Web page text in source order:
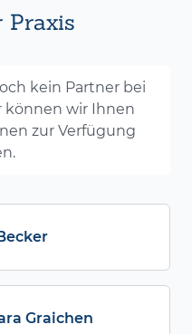
Praxis
kein Partner bei
können wir Ihnen
zur Verfügung
Graichen